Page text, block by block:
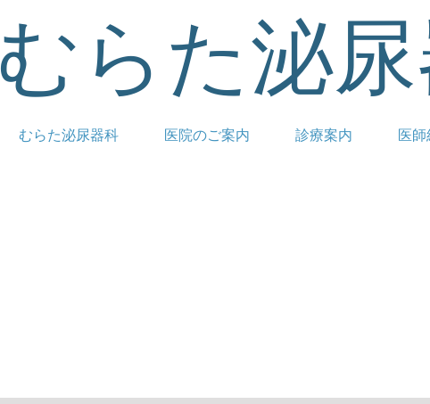
むらた泌
むらた泌尿器科 医院のご案内 診療案内 医師